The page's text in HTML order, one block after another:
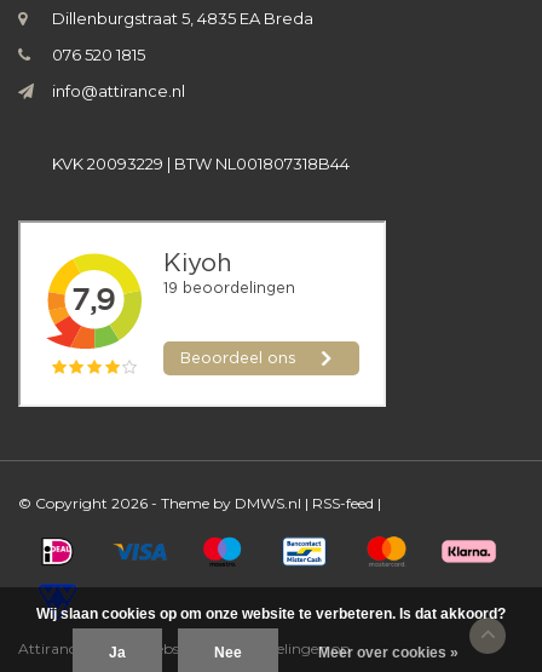
Dillenburgstraat 5, 4835 EA Breda
076 520 1815
info@attirance.nl
KVK 20093229 | BTW NL001807318B44
© Copyright 2026 - Theme by DMWS.nl | RSS-feed |
Attirance Beauty Webshop /-beoordelingen op
Wij slaan cookies op om onze website te verbeteren. Is dat akkoord?
Ja Nee Meer over cookies »